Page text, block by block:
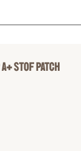
STOF PATCH